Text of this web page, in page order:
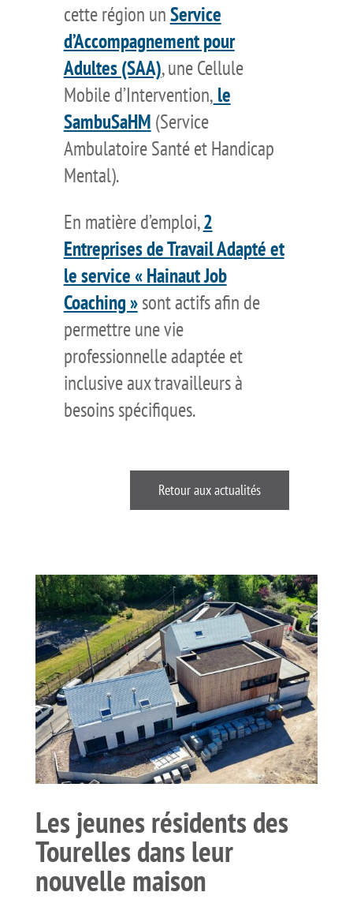
cette région unService
d’Accompagnement pour
Adultes (SAA), une Cellule
Mobile d’Intervention, le
SambuSaHM (Service
Ambulatoire Santé et Handicap
Mental).
En matière d’emploi,2
Entreprises de Travail Adapté et
le service « Hainaut Job
Coaching »sont actifs afin de
permettre une vie
professionnelle adaptée et
inclusive aux travailleurs à
besoins spécifiques.
Retour aux actualités
Les jeunes résidents des
Tourelles dans leur
nouvelle maison